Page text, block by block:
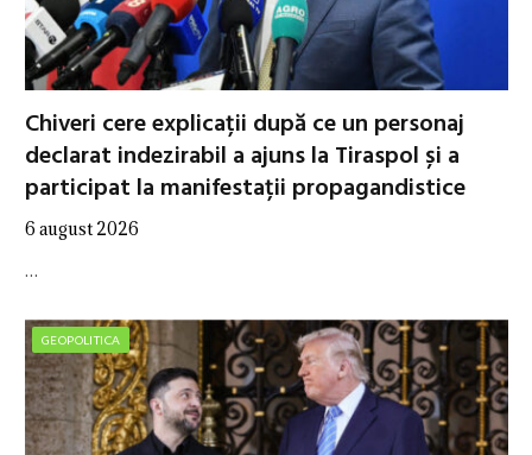
Chiveri cere explicații după ce un personaj
declarat indezirabil a ajuns la Tiraspol și a
participat la manifestații propagandistice
6 august 2026
…
GEOPOLITICA